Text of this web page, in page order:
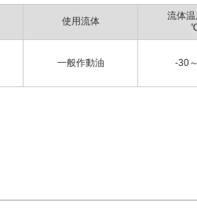
使用流体
流体
一般作動油 -30